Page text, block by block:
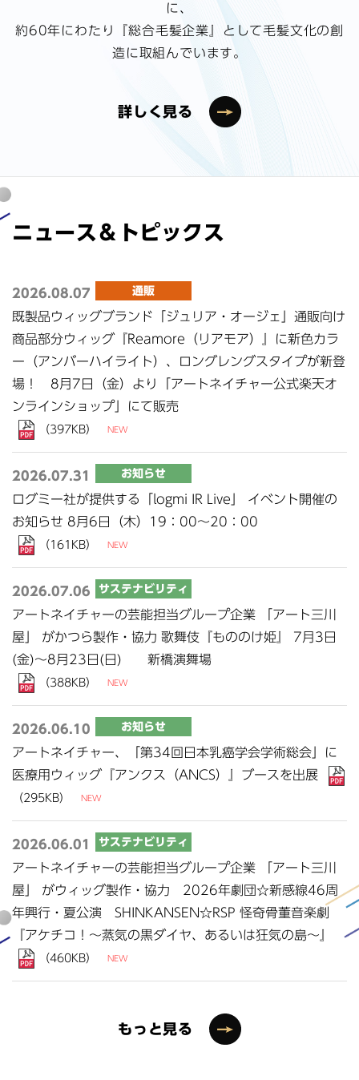
に、
約60年にわたり『総合毛髪企業』として毛髪文化の創
造に取組んでいます。
詳しく見る
ニュース＆トピックス
2026.08.07 通販
既製品ウィッグブランド「ジュリア・オージェ」通販向け
商品部分ウィッグ『Reamore（リアモア）』に新色カラ
ー（アンバーハイライト）、ロングレングスタイプが新登
場！ 8月7日（金）より「アートネイチャー公式楽天オ
（397KB）
2026.07.31 お知らせ
ログミー社が提供する「logmi IR Live」 イベント開催の
（161KB）
2026.07.06 サステナビリティ
アートネイチャーの芸能担当グループ企業 「アート三川
屋」 がかつら製作・協力 歌舞伎『もののけ姫』 7月3日
（388KB）
2026.06.10 お知らせ
アートネイチャー、「第34回日本乳癌学会学術総会」に
医療用ウィッグ『アンクス（ANCS）』ブースを出展
（295KB）
2026.06.01 サステナビリティ
アートネイチャーの芸能担当グループ企業 「アート三川
屋」 がウィッグ製作・協力 2026年劇団☆新感線46周
年興行・夏公演 SHINKANSEN☆RSP 怪奇骨董音楽劇
（460KB）
もっと見る